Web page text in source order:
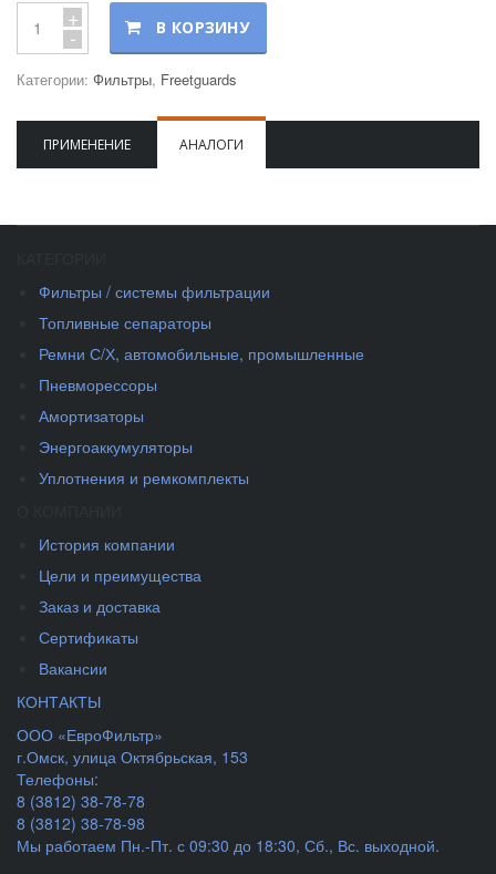
+
- В КОРЗИНУ
Категории: Фильтры, Freetguards
ПРИМЕНЕНИЕ АНАЛОГИ
Фильтры / системы фильтрации
Топливные сепараторы
Ремни С/Х, автомобильные, промышленные
Пневморессоры
Амортизаторы
Энергоаккумуляторы
Уплотнения и ремкомплекты
История компании
Цели и преимущества
Заказ и доставка
Сертификаты
Вакансии
КОНТАКТЫ
ООО «ЕвроФильтр»
г.Омск, улица Октябрьская, 153
Телефоны:
8 (3812) 38-78-78
8 (3812) 38-78-98
Мы работаем Пн.-Пт. с 09:30 до 18:30, Сб., Вс. выходной.